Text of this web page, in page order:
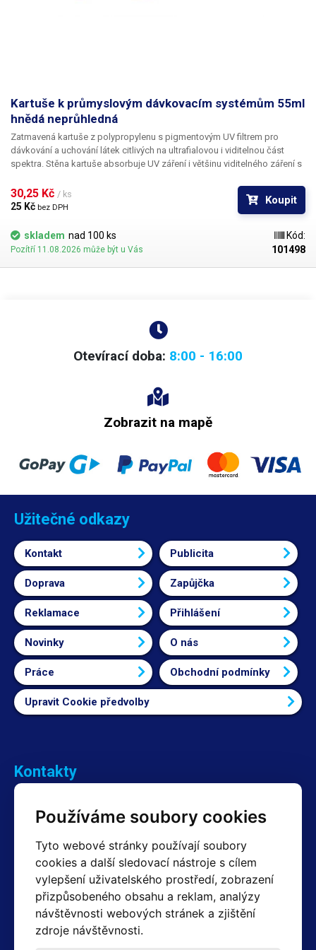
Používáme soubory cookies
Tyto webové stránky používají soubory
cookies a další sledovací nástroje s cílem
vylepšení uživatelského prostředí, zobrazení
přizpůsobeného obsahu a reklam, analýzy
návštěvnosti webových stránek a zjištění
zdroje návštěvnosti.
Kartuše k průmyslovým dávkovacím systémům 55ml
hnědá neprůhledná
Zatmavená kartuše z polypropylenu s pigmentovým UV filtrem pro
dávkování a uchování látek citlivých na ultrafialovou i viditelnou část
spektra. Stěna kartuše absorbuje UV záření i většinu viditelného záření s
světelnou propustnost ve spodní části viditelného spektra pro umožnění
kontroly stavu plnosti kartuše. Kartuše je vhodná pro dávkování látek s
30,25 Kč / ks
25 Kč bez DPH
Koupit
skladem nad 100 ks
Pozítří 11.08.2026 může být u Vás
Kód:
101498
Otevírací doba: 8:00 - 16:00
Zobrazit na mapě
Užitečné odkazy
Kontakt Publicita
Doprava Zapůjčka
Reklamace Přihlášení
Novinky O nás
Práce Obchodní podmínky
Upravit Cookie předvolby
Kontakty
+420 603 357 606 +420 605 234 204
Fakturační a expediční oddělení
+420 605 259 759 (Po–Pá: 7:30 – 15:00)
Technické oddělení
+420 603 355 085 (Po–Pá: 8:00 – 16:00)
servis@hotair.cz